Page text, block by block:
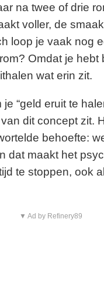
na twee of drie
voller, de
loop je vaak nog
Omdat je
wat erin zit.
“geld eruit te
dit concept zit.
behoefte:
dat maakt het
te stoppen, ook
▼ Ad by Refinery89